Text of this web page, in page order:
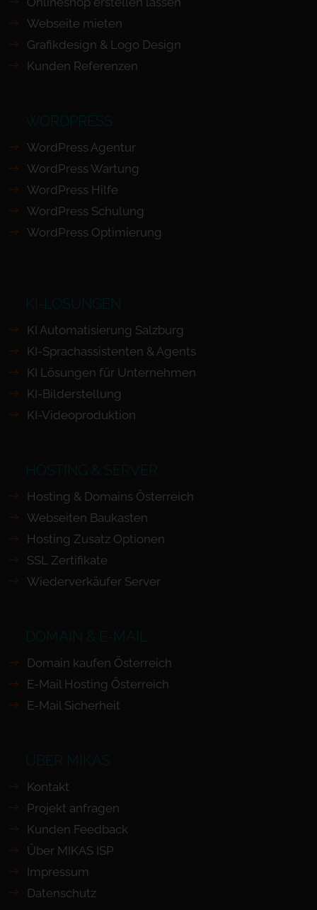
Webseite mieten
Grafikdesign & Logo Design
Kunden Referenzen
WORDPRESS
WordPress Agentur
WordPress Wartung
WordPress Hilfe
WordPress Schulung
WordPress Optimierung
KI-LÖSUNGEN
KI Automatisierung Salzburg
KI-Sprachassistenten & Agents
KI Lösungen für Unternehmen
KI-Bilderstellung
KI-Videoproduktion
HOSTING & SERVER
Hosting & Domains Österreich
Webseiten Baukasten
Hosting Zusatz Optionen
SSL Zertifikate
Wiederverkäufer Server
DOMAIN & E-MAIL
Domain kaufen Österreich
E-Mail Hosting Österreich
E-Mail Sicherheit
ÜBER MIKAS
Kontakt
Projekt anfragen
Kunden Feedback
Über MIKAS ISP
Impressum
Datenschutz